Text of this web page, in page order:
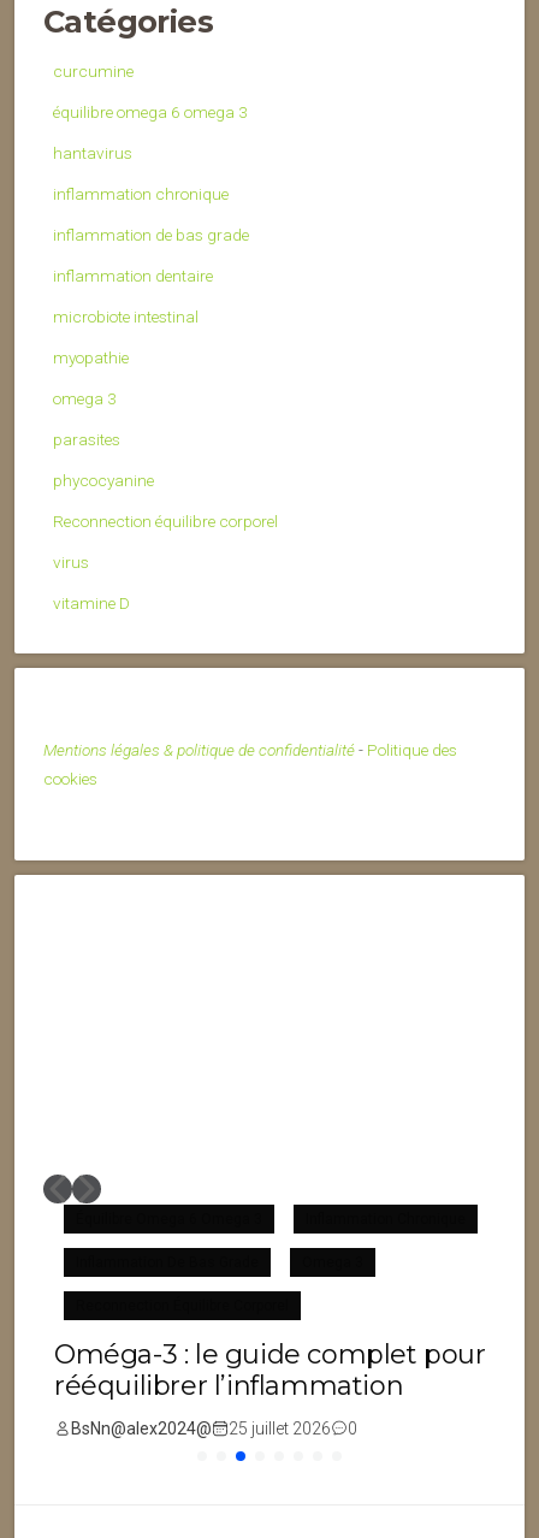
Catégories
curcumine
équilibre omega 6 omega 3
hantavirus
inflammation chronique
inflammation de bas grade
inflammation dentaire
microbiote intestinal
myopathie
omega 3
parasites
phycocyanine
Reconnection équilibre corporel
virus
vitamine D
Mentions légales & politique de confidentialité- Politique des
cookies
Oméga-3 : le guide complet pour
rééquilibrer l’inflammation
BsNn@alex2024@ 25 juillet 2026 0